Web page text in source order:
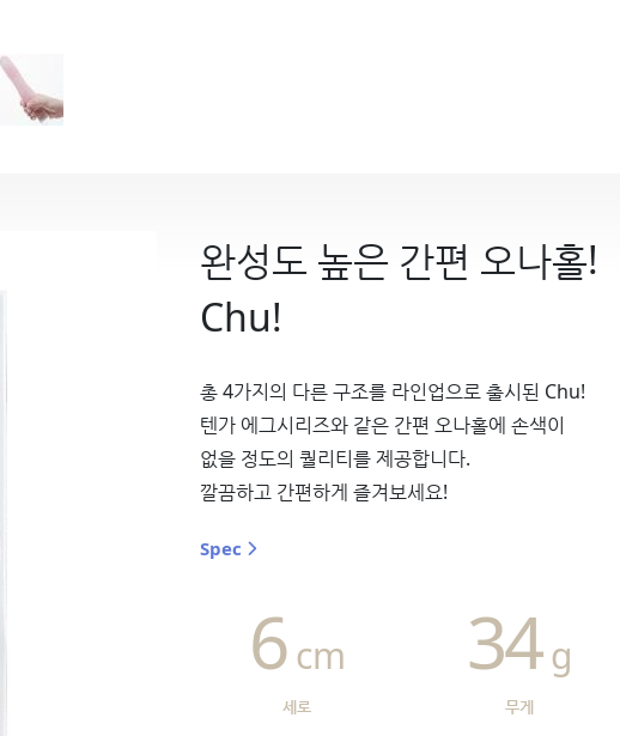
완성도 높은 간편 오나홀!
Chu!
총 4가지의 다른 구조를 라인업으로 출시된 Chu!
텐가 에그시리즈와 같은 간편 오나홀에 손색이
없을 정도의 퀄리티를 제공합니다.
깔끔하고 간편하게 즐겨보세요!
Spec
세로
6 cm
무게
34 g